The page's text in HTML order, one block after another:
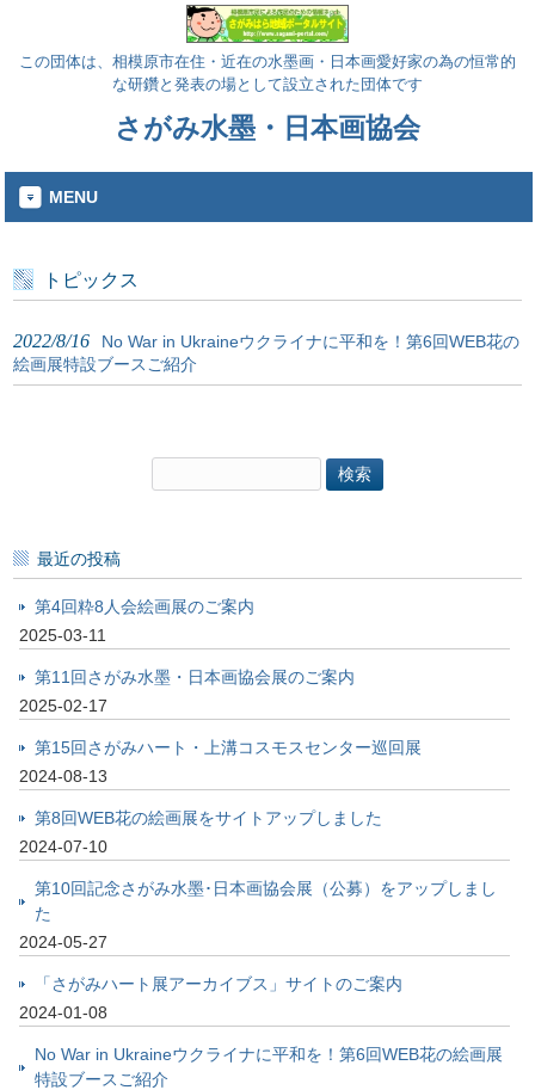
この団体は、相模原市在住・近在の水墨画・日本画愛好家の為の恒常的
な研鑽と発表の場として設立された団体です
さがみ水墨・日本画協会
MENU
トピックス
2022/8/16
No War in Ukraineウクライナに平和を！第6回WEB花の
絵画展特設ブースご紹介
索:
最近の投稿
第4回粋8人会絵画展のご案内
2025-03-11
第11回さがみ水墨・日本画協会展のご案内
2025-02-17
第15回さがみハート・上溝コスモスセンター巡回展
2024-08-13
第8回WEB花の絵画展をサイトアップしました
2024-07-10
第10回記念さがみ水墨･日本画協会展（公募）をアップしまし
た
2024-05-27
「さがみハート展アーカイブス」サイトのご案内
2024-01-08
No War in Ukraineウクライナに平和を！第6回WEB花の絵画展
特設ブースご紹介